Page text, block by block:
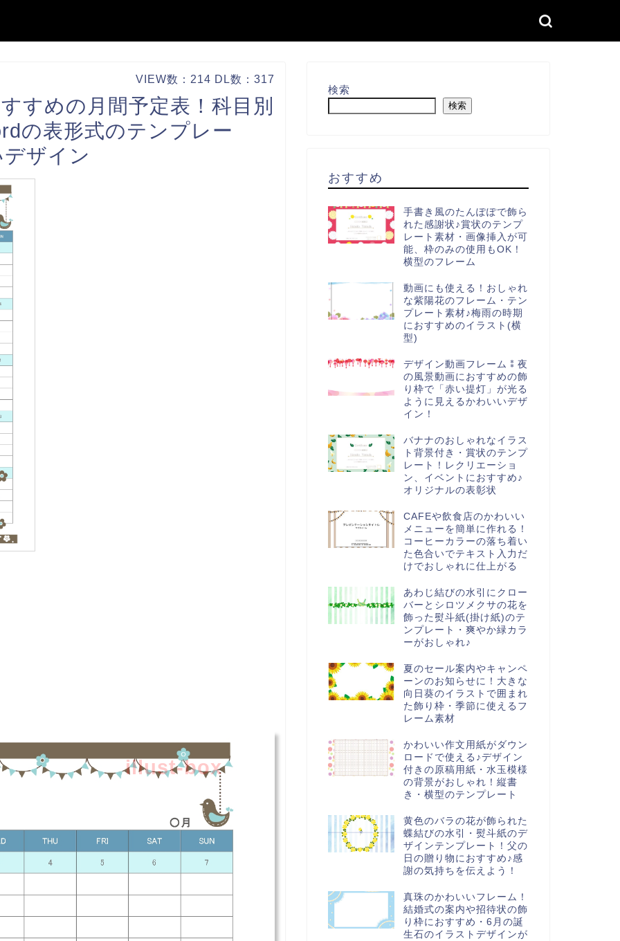
VIEW数：214 DL数：317
すめの月間予定表！科目別
の表形式のテンプレー
ザイン
illust-box
検索
検索
おすすめ
手書き風のたんぽぽで飾ら
れた感謝状♪賞状のテンプ
レート素材・画像挿入が可
能、枠のみの使用もOK！
横型のフレーム
動画にも使える！おしゃれ
な紫陽花のフレーム・テン
プレート素材♪梅雨の時期
におすすめのイラスト(横
型)
デザイン動画フレーム⁑夜
の風景動画におすすめの飾
り枠で「赤い提灯」が光る
ように見えるかわいいデザ
イン！
バナナのおしゃれなイラス
ト背景付き・賞状のテンプ
レート！レクリエーショ
ン、イベントにおすすめ♪
オリジナルの表彰状
CAFEや飲食店のかわいい
メニューを簡単に作れる！
コーヒーカラーの落ち着い
た色合いでテキスト入力だ
けでおしゃれに仕上がる
あわじ結びの水引にクロー
バーとシロツメクサの花を
飾った熨斗紙(掛け紙)のテ
ンプレート・爽やか緑カラ
ーがおしゃれ♪
夏のセール案内やキャンペ
ーンのお知らせに！大きな
向日葵のイラストで囲まれ
た飾り枠・季節に使えるフ
レーム素材
かわいい作文用紙がダウン
ロードで使える♪デザイン
付きの原稿用紙・水玉模様
の背景がおしゃれ！縦書
き・横型のテンプレート
黄色のバラの花が飾られた
蝶結びの水引・熨斗紙のデ
ザインテンプレート！父の
日の贈り物におすすめ♪感
謝の気持ちを伝えよう！
真珠のかわいいフレーム！
結婚式の案内や招待状の飾
り枠におすすめ・6月の誕
生石のイラストデザインが